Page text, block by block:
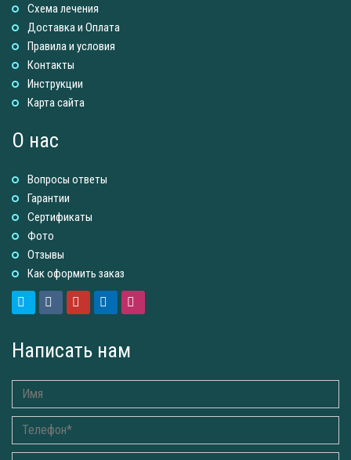
Схема лечения
Доставка и Оплатa
Правила и условия
Контакты
Инструкции
Карта сайта
О нас
Вопросы ответы
Гарантии
Сертификаты
Фото
Отзывы
Как оформить заказ
Написать нам